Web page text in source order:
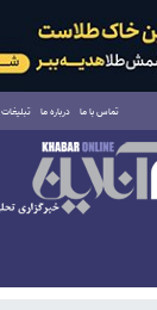
تماس با ما درباره ما تبلیغات